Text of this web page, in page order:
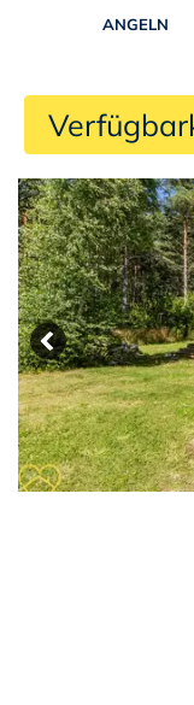
ANGELN